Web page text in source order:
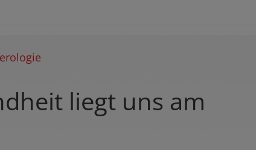
liegt uns am